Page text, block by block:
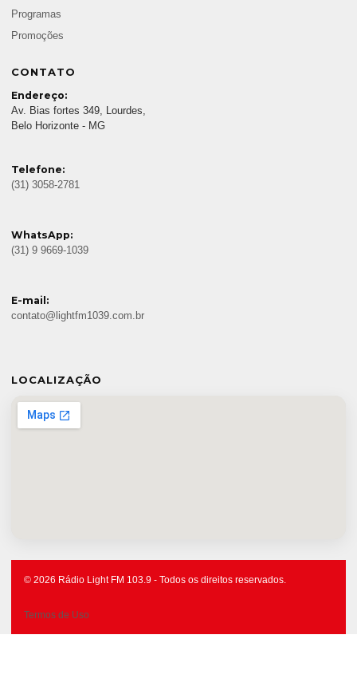
Programas
Promoções
CONTATO
Endereço:
Av. Bias fortes 349, Lourdes,
Belo Horizonte - MG
Telefone:
(31) 3058-2781
WhatsApp:
(31) 9 9669-1039
E-mail:
contato@lightfm1039.com.br
LOCALIZAÇÃO
© 2026 Rádio Light FM 103.9 - Todos os direitos reservados.
Termos de Uso